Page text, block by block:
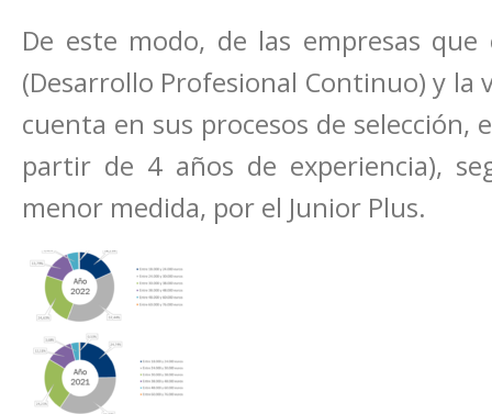
De este modo, de las empresas
(Desarrollo Profesional Continuo) y
cuenta en sus procesos de selección,
partir de 4 años de experiencia),
menor medida, por el Junior Plus.